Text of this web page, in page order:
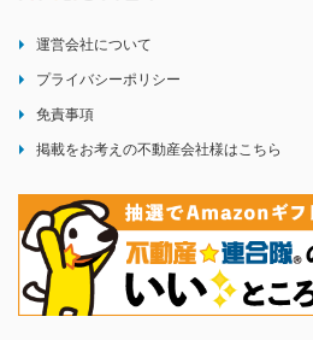
運営会社について
プライバシーポリシー
免責事項
掲載をお考えの不動産会社様はこちら